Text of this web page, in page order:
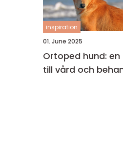
inspiration
01. June 2025
Ortoped hund: en
till vård och